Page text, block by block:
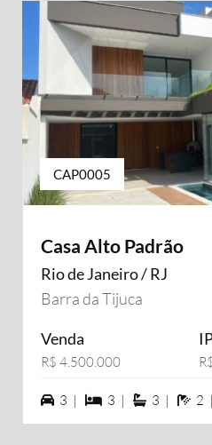
CAP0005
Casa Alto Padrão
Rio de Janeiro / RJ
Barra da Tijuca
Venda
R$ 4.500.000
3 vagas na garagem
3 | 3 dormiórios
3 | 3 suítes
3 | 22